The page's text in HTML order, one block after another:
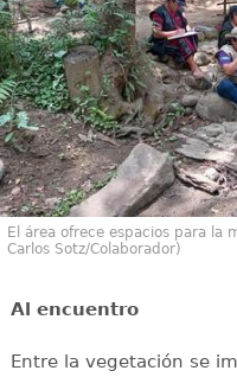
El área ofrece espacios para la
Carlos Sotz/Colaborador)
Al encuentro
Entre la vegetación se